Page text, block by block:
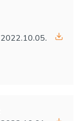
2022.10.05.